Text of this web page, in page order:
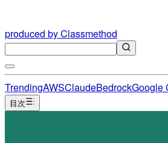
produced by Classmethod
TrendingAWSClaudeBedrockGoogle
目次